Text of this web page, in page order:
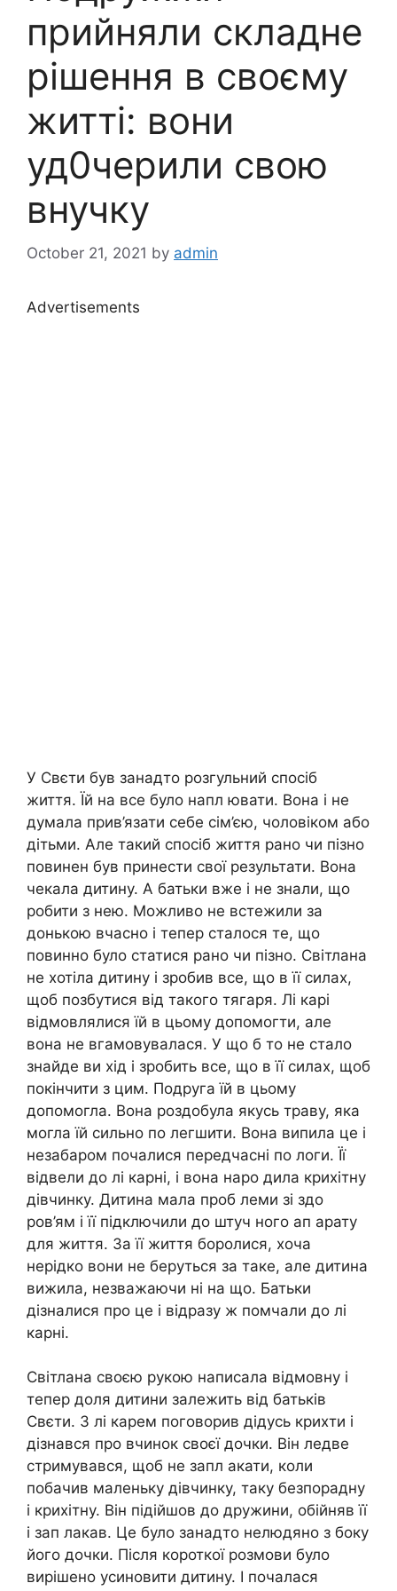
прийняли складне
рішення в своєму
житті: вони
уд0черили свою
внучку
October 21, 2021 by admin
Advertisements
У Свєти був занадто розгульний спосіб
життя. Їй на все було напл ювати. Вона і не
думала прив’язати себе сім’єю, чоловіком або
дітьми. Але такий спосіб життя рано чи пізно
повинен був принести свої результати. Вона
чекала дитину. А батьки вже і не знали, що
робити з нею. Можливо не встежили за
донькою вчасно і тепер сталося те, що
повинно було статися рано чи пізно. Світлана
не хотіла дитину і зробив все, що в її силах,
щоб позбутися від такого тягаря. Лі карі
відмовлялися їй в цьому допомогти, але
вона не вгамовувалася. У що б то не стало
знайде ви хід і зробить все, що в її силах, щоб
покінчити з цим. Подруга їй в цьому
допомогла. Вона роздобула якусь траву, яка
могла їй сильно по легшити. Вона випила це і
незабаром почалися передчасні по логи. Її
відвели до лі карні, і вона наро дила крихітну
дівчинку. Дитина мала проб леми зі здо
ров’ям і її підключили до штуч ного ап арату
для життя. За її життя боролися, хоча
нерідко вони не беруться за таке, але дитина
вижила, незважаючи ні на що. Батьки
дізналися про це і відразу ж помчали до лі
карні.
Світлана своєю рукою написала відмовну і
тепер доля дитини залежить від батьків
Свєти. З лі карем поговорив дідусь крихти і
дізнався про вчинок своєї дочки. Він ледве
стримувався, щоб не запл акати, коли
побачив маленьку дівчинку, таку безпорадну
і крихітну. Він підійшов до дружини, обійняв її
і зап лакав. Це було занадто нелюдяно з боку
його дочки. Після короткої розмови було
вирішено усиновити дитину. І почалася